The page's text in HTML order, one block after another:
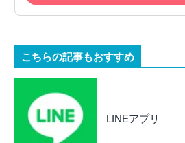
こちらの記事もおすすめ
LINEアプリ